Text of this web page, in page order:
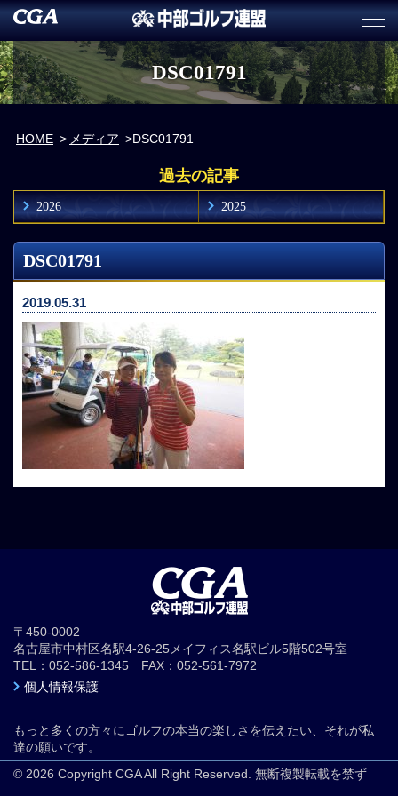
DSC01791
HOME メディア DSC01791
過去の記事
2026 2025
DSC01791
2019.05.31
〒450-0002
名古屋市中村区名駅4-26-25メイフィス名駅ビル5階502号室
TEL：052-586-1345 FAX：052-561-7972
個人情報保護
もっと多くの方々にゴルフの本当の楽しさを伝えたい、それが私
達の願いです。
© 2026 Copyright CGA All Right Reserved. 無断複製転載を禁ず